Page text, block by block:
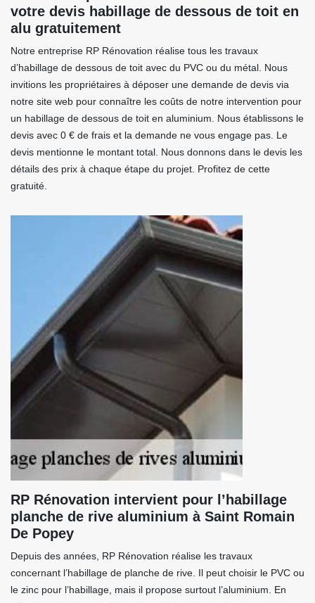
votre devis habillage de dessous de toit en
alu gratuitement
Notre entreprise RP Rénovation réalise tous les travaux
d’habillage de dessous de toit avec du PVC ou du métal. Nous
invitions les propriétaires à déposer une demande de devis via
notre site web pour connaître les coûts de notre intervention pour
un habillage de dessous de toit en aluminium. Nous établissons le
devis avec 0 € de frais et la demande ne vous engage pas. Le
devis mentionne le montant total. Nous donnons dans le devis les
détails des prix à chaque étape du projet. Profitez de cette
gratuité.
RP Rénovation intervient pour l’habillage
planche de rive aluminium à Saint Romain
De Popey
Depuis des années, RP Rénovation réalise les travaux
concernant l’habillage de planche de rive. Il peut choisir le PVC ou
le zinc pour l’habillage, mais il propose surtout l’aluminium. En